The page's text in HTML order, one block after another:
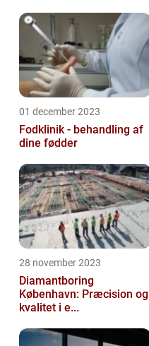
01 december 2023
Fodklinik - behandling af
dine fødder
28 november 2023
Diamantboring
København: Præcision og
kvalitet i e...